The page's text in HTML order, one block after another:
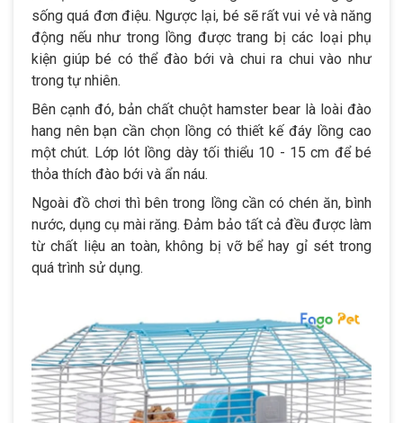
sống quá đơn điệu. Ngược lại, bé sẽ rất vui vẻ và năng
động nếu như trong lồng được trang bị các loại phụ
kiện giúp bé có thể đào bới và chui ra chui vào như
trong tự nhiên.
Bên cạnh đó, bản chất chuột hamster bear là loài đào
hang nên bạn cần chọn lồng có thiết kế đáy lồng cao
một chút. Lớp lót lồng dày tối thiểu 10 - 15 cm để bé
thỏa thích đào bới và ẩn náu.
Ngoài đồ chơi thì bên trong lồng cần có chén ăn, bình
nước, dụng cụ mài răng. Đảm bảo tất cả đều được làm
từ chất liệu an toàn, không bị vỡ bể hay gỉ sét trong
quá trình sử dụng.